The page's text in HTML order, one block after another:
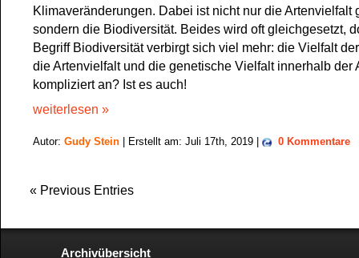
Klimaveränderungen. Dabei ist nicht nur die Artenvielfalt
sondern die Biodiversität. Beides wird oft gleichgesetzt,
Begriff Biodiversität verbirgt sich viel mehr: die Vielfalt
die Artenvielfalt und die genetische Vielfalt innerhalb der
kompliziert an? Ist es auch!
weiterlesen »
Autor: Gudy Stein | Erstellt am: Juli 17th, 2019 | 0 Kommentare
« Previous Entries
Archivübersicht